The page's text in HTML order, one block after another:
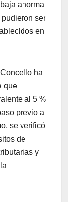
anormal
ser
en
ha
que
al 5 %
previo a
se verificó
de
y